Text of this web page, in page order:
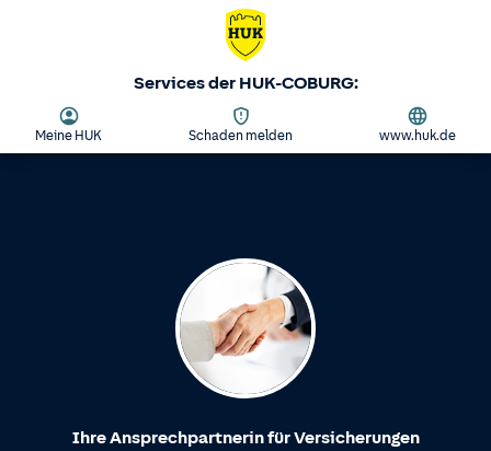
Services der HUK-COBURG:
Meine HUK Schaden melden www.huk.de
Ihre Ansprechpartnerin für Versicherungen